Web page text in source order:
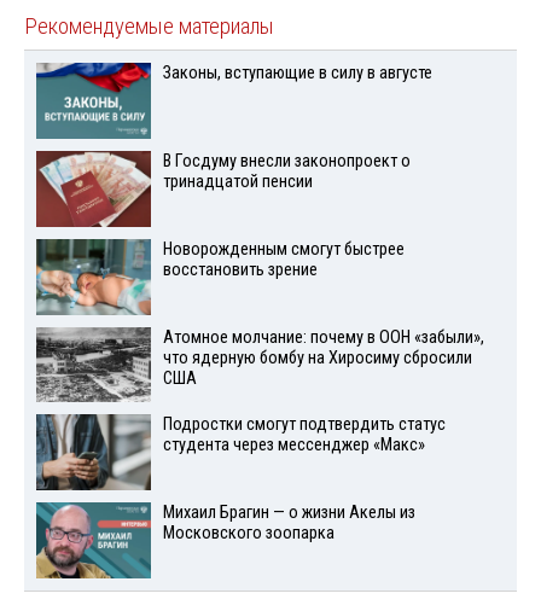
Рекомендуемые материалы
Законы, вступающие в силу в августе
В Госдуму внесли законопроект о
тринадцатой пенсии
Новорожденным смогут быстрее
восстановить зрение
Атомное молчание: почему в ООН «забыли»,
что ядерную бомбу на Хиросиму сбросили
США
Подростки смогут подтвердить статус
студента через мессенджер «Макс»
Михаил Брагин — о жизни Акелы из
Московского зоопарка